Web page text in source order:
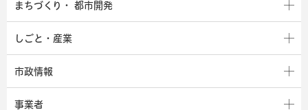
まちづくり・ 都市開発
しごと・産業
市政情報
事業者